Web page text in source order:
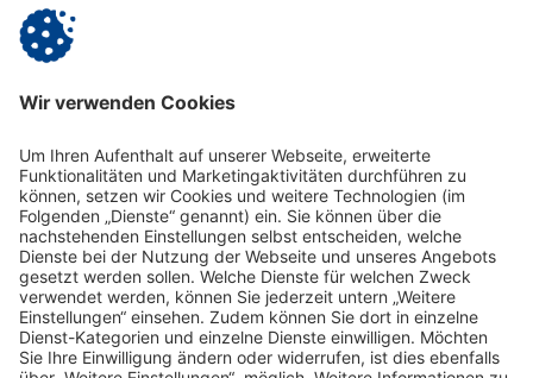
Vitanas Senioren Centrum
Am Lutherplatz
zum Centrum